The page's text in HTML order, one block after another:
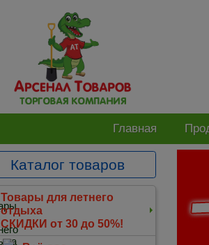
Главная
Каталог товаров
Товары для летнего
отдыха
СКИДКИ от 30 до 50%!